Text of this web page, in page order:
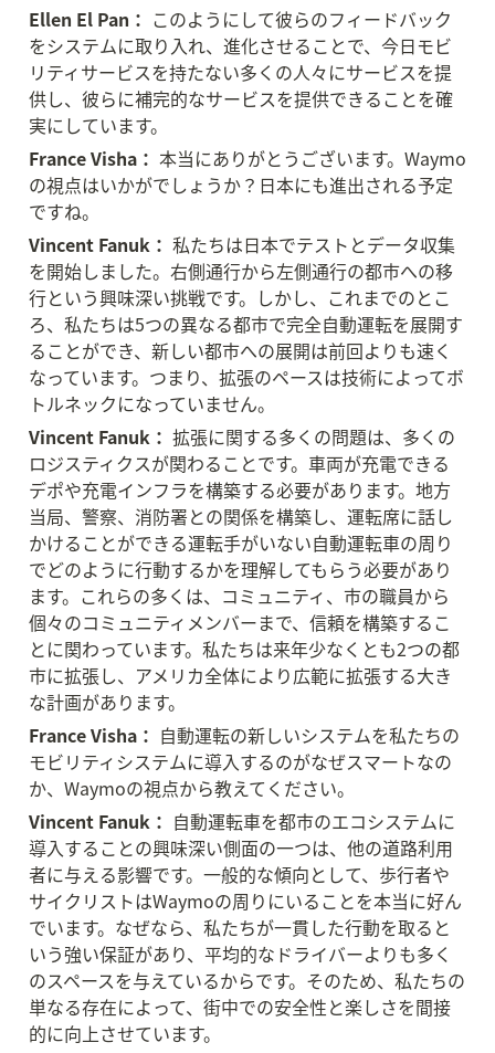
Ellen El Pan： このようにして彼らのフィードバック
をシステムに取り入れ、進化させることで、今日モビ
リティサービスを持たない多くの人々にサービスを提
供し、彼らに補完的なサービスを提供できることを確
実にしています。
France Visha： 本当にありがとうございます。Waymo
の視点はいかがでしょうか？日本にも進出される予定
ですね。
Vincent Fanuk： 私たちは日本でテストとデータ収集
を開始しました。右側通行から左側通行の都市への移
行という興味深い挑戦です。しかし、これまでのとこ
ろ、私たちは5つの異なる都市で完全自動運転を展開す
ることができ、新しい都市への展開は前回よりも速く
なっています。つまり、拡張のペースは技術によってボ
トルネックになっていません。
Vincent Fanuk： 拡張に関する多くの問題は、多くの
ロジスティクスが関わることです。車両が充電できる
デポや充電インフラを構築する必要があります。地方
当局、警察、消防署との関係を構築し、運転席に話し
かけることができる運転手がいない自動運転車の周り
でどのように行動するかを理解してもらう必要があり
ます。これらの多くは、コミュニティ、市の職員から
個々のコミュニティメンバーまで、信頼を構築するこ
とに関わっています。私たちは来年少なくとも2つの都
市に拡張し、アメリカ全体により広範に拡張する大き
な計画があります。
France Visha： 自動運転の新しいシステムを私たちの
モビリティシステムに導入するのがなぜスマートなの
か、Waymoの視点から教えてください。
Vincent Fanuk： 自動運転車を都市のエコシステムに
導入することの興味深い側面の一つは、他の道路利用
者に与える影響です。一般的な傾向として、歩行者や
サイクリストはWaymoの周りにいることを本当に好ん
でいます。なぜなら、私たちが一貫した行動を取ると
いう強い保証があり、平均的なドライバーよりも多く
のスペースを与えているからです。そのため、私たちの
単なる存在によって、街中での安全性と楽しさを間接
的に向上させています。